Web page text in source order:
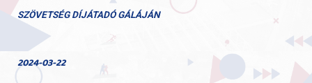
SZÖVETSÉG DÍJÁTADÓ GÁLÁJÁN
2024-03-22